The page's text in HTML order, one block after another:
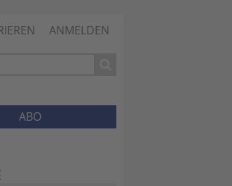
ANMELDEN
ABO